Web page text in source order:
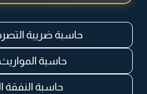
نظام مكافحة المخدرات
حاسبة ضريبة
حاسبة
حاسبة النفقة